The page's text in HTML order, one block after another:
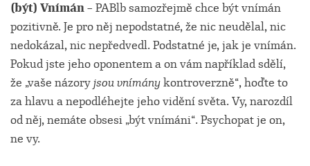
(být) Vnímán– PABlb samozřejmě chce být vnímán
pozitivně. Je pro něj nepodstatné, že nic neudělal, nic
nedokázal, nic nepředvedl. Podstatné je, jak je vnímán.
Pokud jste jeho oponentem a on vám například sdělí,
že „vaše názoryjsou vnímánykontroverzně“, hoďte to
za hlavu a nepodléhejte jeho vidění světa. Vy, narozdíl
od něj, nemáte obsesi „být vnímáni“. Psychopat je on,
ne vy.